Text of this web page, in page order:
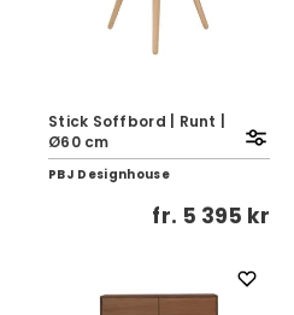
Stick Soffbord | Runt |
Ø60 cm
PBJ Designhouse
fr. 5 395 kr